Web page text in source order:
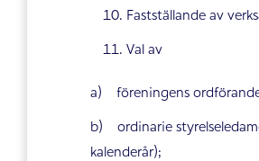
Fastställande av
Val av
a) föreningens
b) ordinarie
kalenderår);